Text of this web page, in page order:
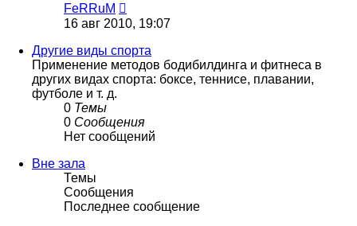
FeRRuM
к
сообщению
16 авг 2010, 19:07
Другие виды спорта
Применение методов бодибилдинга и фитнеса в
других видах спорта: боксе, теннисе, плавании,
футболе и т. д.
0 Темы
0 Сообщения
Нет сообщений
Вне зала
Темы
Сообщения
Последнее сообщение